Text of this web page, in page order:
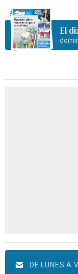
El
DE LUNES A